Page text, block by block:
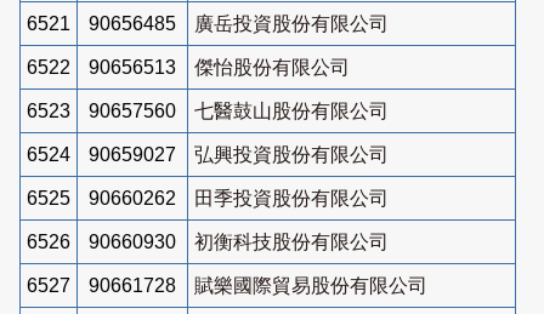
6521 90656485 廣岳投資股份有限公司
6522 90656513 傑怡股份有限公司
6523 90657560 七醫鼓山股份有限公司
6524 90659027 弘興投資股份有限公司
6525 90660262 田季投資股份有限公司
6526 90660930 初衡科技股份有限公司
6527 90661728 賦樂國際貿易股份有限公司